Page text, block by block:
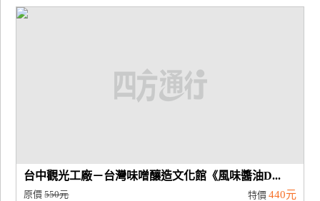
計
台中觀光工廠－台灣味噌釀造文化館《風味醬油D...
原價550元 特價 440元